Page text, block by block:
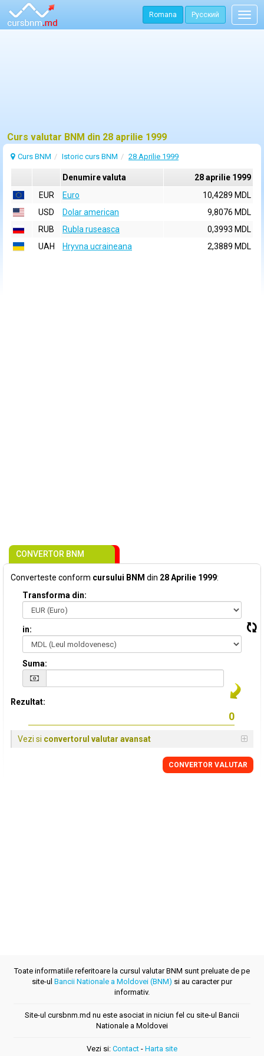
Romana Русский
Curs valutar BNM din 28 aprilie 1999
Curs BNM Istoric curs BNM 28 Aprilie 1999
Denumire valuta
28 aprilie 1999
EUR
Euro
10,4289 MDL
USD
Dolar american
9,8076 MDL
RUB
Rubla ruseasca
0,3993 MDL
UAH
Hryvna ucraineana 2,3889 MDL
CONVERTOR BNM
Converteste conform cursului BNM din 28 Aprilie 1999:
Transforma din:
in:
Suma:
Rezultat:
Vezi si convertorul valutar avansat
CONVERTOR VALUTAR
Toate informatiile referitoare la cursul valutar BNM sunt preluate de pe
site-ul Bancii Nationale a Moldovei (BNM) si au caracter pur
informativ.
Site-ul cursbnm.md nu este asociat in niciun fel cu site-ul Bancii
Nationale a Moldovei
Vezi si: Contact - Harta site